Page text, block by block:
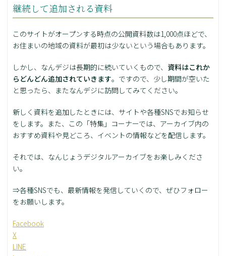
継続して追加される資料
このサイトがオープンする時点の公開資料数は1,000点ほどで、
お住まいの地域の資料が最初は少ないという場合もあります。
しかし、なんデジは長期的に続いていくもので、 資料はこれか
らどんどん追加されていきます。ですので、少し期間が空いた
と思ったら、またなんデジに訪問してみてください。
新しく資料を追加したときには、サイトや各種SNSでお知らせ
をします。また、この「特集」コーナーでは、アーカイブ内の
おすすめ資料や見どころ、イベントの情報などを配信します。
それでは、なんじょうデジタルアーカイブをお楽しみくださ
い。
⇒各種SNSでも、最新情報を発信していくので、ぜひフォロー
をお願いします。
Facebook
X
LINE